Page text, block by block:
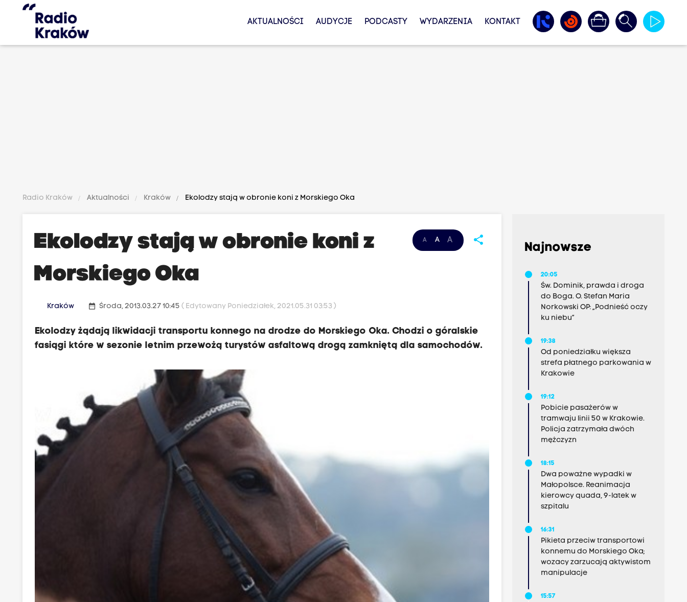
AKTUALNOŚCI AUDYCJE PODCASTY WYDARZENIA KONTAKT
Radio Kraków Aktualności Kraków Ekolodzy stają w obronie koni z Morskiego Oka
A A A share
Ekolodzy stają w obronie koni z
Morskiego Oka
Kraków date_range Środa, 2013.03.27 10:45( Edytowany Poniedziałek, 2021.05.31 03:53 )
Ekolodzy żądają likwidacji transportu konnego na drodze do Morskiego Oka. Chodzi o góralskie
fasiągi które w sezonie letnim przewożą turystów asfaltową drogą zamkniętą dla samochodów.
Najnowsze
20:05
Św. Dominik, prawda i droga
do Boga. O. Stefan Maria
Norkowski OP: „Podnieść oczy
ku niebu”
19:38
Od poniedziałku większa
strefa płatnego parkowania w
Krakowie
19:12
Pobicie pasażerów w
tramwaju linii 50 w Krakowie.
Policja zatrzymała dwóch
mężczyzn
18:15
Dwa poważne wypadki w
Małopolsce. Reanimacja
kierowcy quada, 9-latek w
szpitalu
16:31
Pikieta przeciw transportowi
konnemu do Morskiego Oka;
wozacy zarzucają aktywistom
manipulacje
15:57